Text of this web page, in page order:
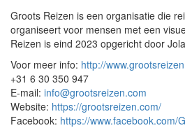
Groots Reizen is een organisatie die
organiseert voor mensen met een
Reizen is eind 2023 opgericht door
Voor meer info: http://
+31 6 30 350 947
E-mail: info@grootsreizen.com
Website: https://grootsreizen.com/
Facebook: https://www.facebook.com/